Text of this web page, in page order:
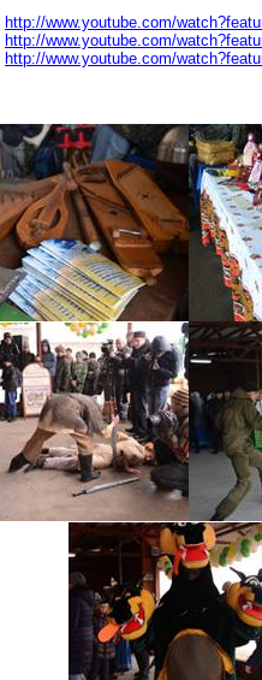
http://www.youtube.com/
http://www.youtube.com/
http://www.youtube.com/